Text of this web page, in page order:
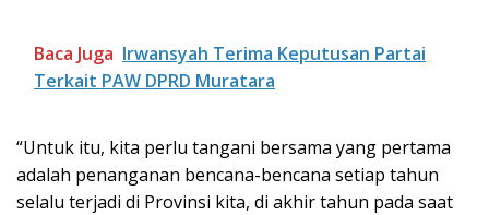
Baca Juga Irwansyah Terima Keputusan Partai
Terkait PAW DPRD Muratara
“Untuk itu, kita perlu tangani bersama yang pertama
adalah penanganan bencana-bencana setiap tahun
selalu terjadi di Provinsi kita, di akhir tahun pada saat